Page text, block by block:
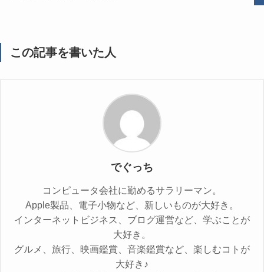
この記事を書いた人
でぐっち
コンピュータ会社に勤めるサラリーマン。
Apple製品、電子小物など、新しいものが大好き。
インターネットビジネス、ブログ運営など、学ぶことが
大好き。
グルメ、旅行、映画鑑賞、音楽鑑賞など、楽しむコトが
大好き♪